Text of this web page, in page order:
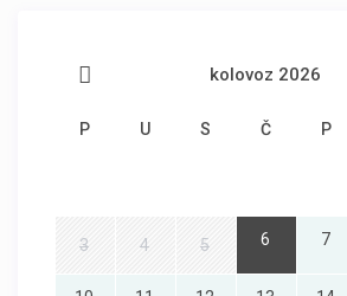
kolovoz 2026
P U S Č P
3 4 5 6 7